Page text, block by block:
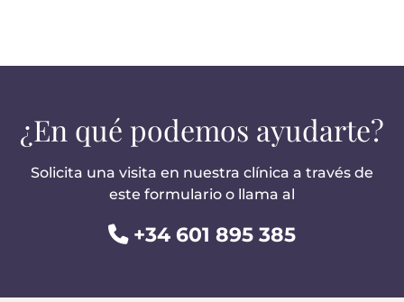
¿En qué podemos ayudarte?
Solicita una visita en nuestra clínica a través de
este formulario o llama al
+34 601 895 385